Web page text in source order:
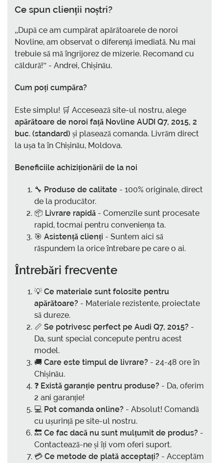
Ce spun clienții noștri?
„După ce am cumpărat apărătoarele de noroi
Novline, am observat o diferență imediată. Nu mai
trebuie să mă îngrijorez de mizerie. Recomand cu
căldură!” - Andrei, Chișinău.
Cum poți cumpăra?
Este simplu! 🛒 Accesează site-ul nostru, alege
apărătoare de noroi față Novline AUDI Q7, 2015, 2
buc. (standard) și plasează comanda. Livrăm direct
la ușa ta în Chișinău, Moldova.
Beneficiile achiziționării de la noi
🔧 Produse de calitate - 100% originale, direct
de la producător.
📦 Livrare rapidă - Comenzile sunt procesate
rapid, tocmai pentru conveniența ta.
🎯 Asistență clienți - Suntem aici să
răspundem la orice întrebare pe care o ai.
Întrebări frecvente
💡 Ce materiale sunt folosite pentru
apărătoare? - Materiale rezistente, proiectate
să dureze.
📏 Se potrivesc perfect pe Audi Q7, 2015? -
Da, sunt special concepute pentru acest
model.
🚚 Care este timpul de livrare? - 24-48 ore în
Chișinău.
❓ Există garanție pentru produse? - Da, oferim
2 ani garanție!
💻 Pot comanda online? - Absolut! Comandă
cu ușurință pe site-ul nostru.
🔙 Ce fac dacă nu sunt mulțumit de produs? -
Contactează-ne și îți vom oferi suport.
💳 Ce metode de plată acceptați? - Acceptăm